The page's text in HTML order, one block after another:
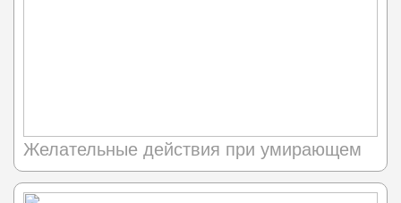
Желательные действия при умирающем